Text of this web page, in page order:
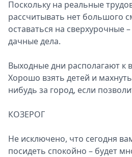
Поскольку на реальные
рассчитывать нет большого
оставаться на сверхурочные
дачные дела.
Выходные дни располагают к
Хорошо взять детей и
нибудь за город, если
КОЗЕРОГ
Не исключено, что сегодня
посидеть спокойно – будет